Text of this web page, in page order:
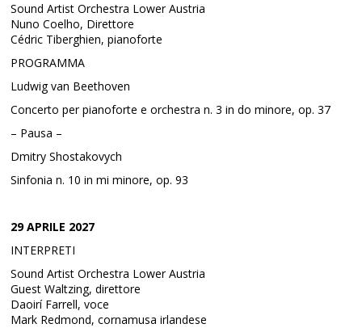
Sound Artist Orchestra Lower Austria
Nuno Coelho, Direttore
Cédric Tiberghien, pianoforte
PROGRAMMA
Ludwig van Beethoven
Concerto per pianoforte e orchestra n. 3 in do minore, op. 37
– Pausa –
Dmitry Shostakovych
Sinfonia n. 10 in mi minore, op. 93
29 APRILE 2027
INTERPRETI
Sound Artist Orchestra Lower Austria
Guest Waltzing, direttore
Daoirí Farrell, voce
Mark Redmond, cornamusa irlandese